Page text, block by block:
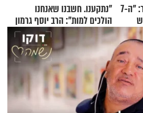
קוד פתוח | דניאל ברגר: "ה-7 "נתקענו. חשבנו שאנחנו
הולכים למות": הרב יוסף גרמון
בריאיון מרתק